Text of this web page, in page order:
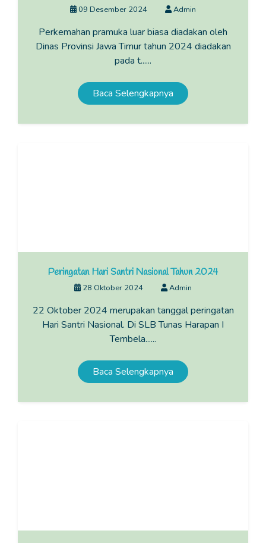
09 Desember 2024 Admin
Perkemahan pramuka luar biasa diadakan oleh
Dinas Provinsi Jawa Timur tahun 2024 diadakan
pada t......
Baca Selengkapnya
Peringatan Hari Santri Nasional Tahun 2024
28 Oktober 2024 Admin
22 Oktober 2024 merupakan tanggal peringatan
Hari Santri Nasional. Di SLB Tunas Harapan I
Tembela......
Baca Selengkapnya